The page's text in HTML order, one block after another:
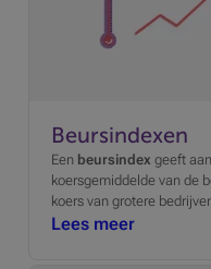
Beursindexen
Een beursindex geeft
koersgemiddelde van de
koers van grotere
Lees meer